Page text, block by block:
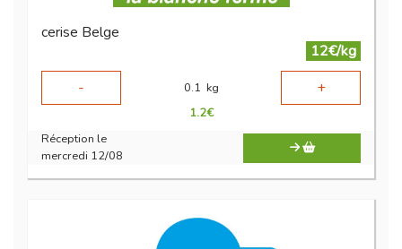
cerise Belge
12€/kg
-
0.1 kg +
1.2€
Réception le
mercredi 12/08